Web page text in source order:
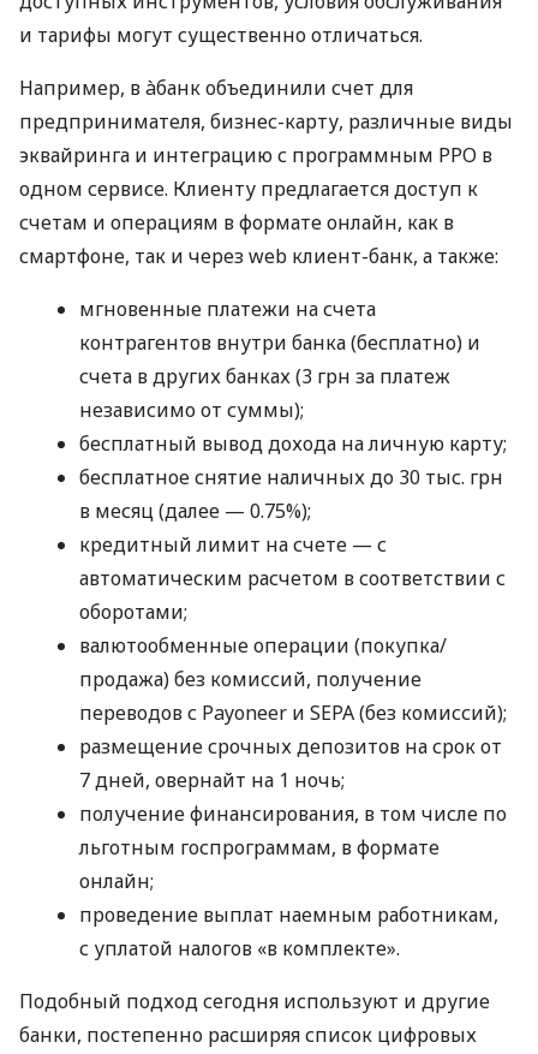
и тарифы могут существенно отличаться.
Например, в àбанк объединили счет для
предпринимателя, бизнес-карту, различные виды
эквайринга и интеграцию с программным РРО в
одном сервисе. Клиенту предлагается доступ к
счетам и операциям в формате онлайн, как в
смартфоне, так и через web клиент-банк, а также:
мгновенные платежи на счета
контрагентов внутри банка (бесплатно) и
счета в других банках (3 грн за платеж
независимо от суммы);
бесплатный вывод дохода на личную карту;
бесплатное снятие наличных до 30 тыс. грн
в месяц (далее — 0.75%);
кредитный лимит на счете — с
автоматическим расчетом в соответствии с
оборотами;
валютообменные операции (покупка/
продажа) без комиссий, получение
переводов с Payoneer и SEPA (без комиссий);
размещение срочных депозитов на срок от
7 дней, овернайт на 1 ночь;
получение финансирования, в том числе по
льготным госпрограммам, в формате
онлайн;
проведение выплат наемным работникам,
с уплатой налогов «в комплекте».
Подобный подход сегодня используют и другие
банки, постепенно расширяя список цифровых